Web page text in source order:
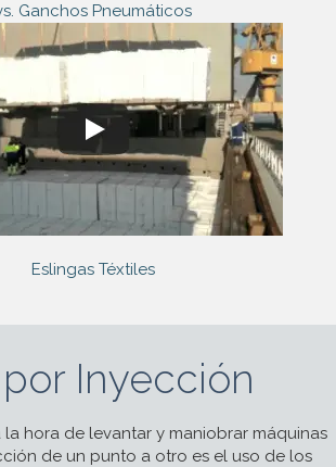
Ganchos Pneumáticos
Eslingas Téxtiles
Inyección
la hora de levantar y maniobrar máquinas
de un punto a otro es el uso de los